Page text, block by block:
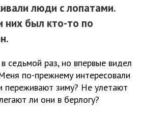
люди с лопатами.
них был кто-то по
седьмой раз, но впервые видел
по-прежнему интересовали
переживают зиму? Не улетают
ли они в берлогу?